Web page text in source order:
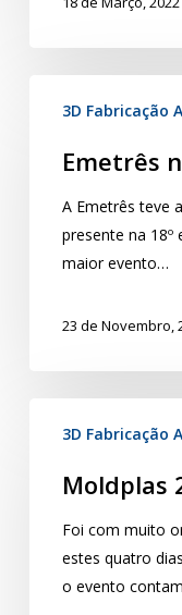
3D Fabricação
Emetrês
A Emetrês teve
presente na 18º
maior evento…
23 de Novembro,
3D Fabricação
Moldplas
Foi com muito
estes quatro
o evento